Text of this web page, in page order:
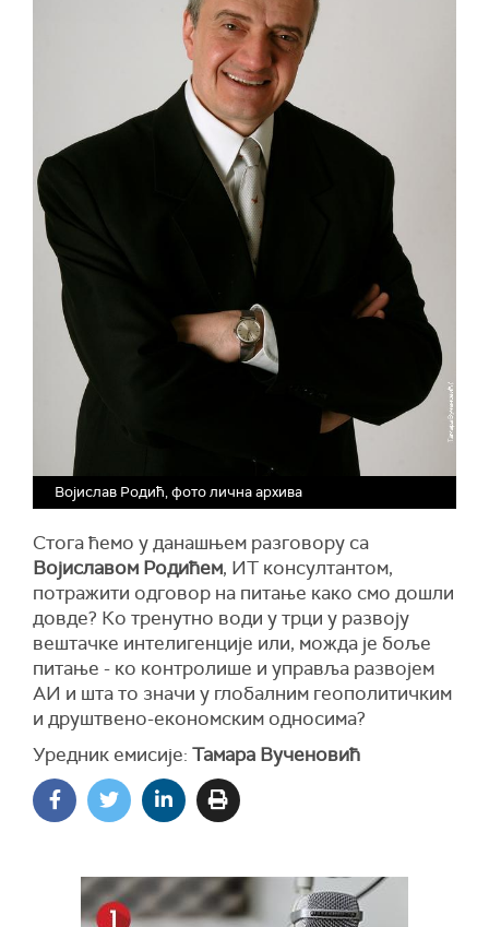
Војислав Родић, фото лична архива
Стога ћемо у данашњем разговору са
Војиславом Родићем, ИТ консултантом,
потражити одговор на питање како смо дошли
довде? Ко тренутно води у трци у развоју
вештачке интелигенције или, можда је боље
питање - ко контролише и управља развојем
АИ и шта то значи у глобалним геополитичким
и друштвено-економским односима?
Уредник емисије: Тамара Вученовић